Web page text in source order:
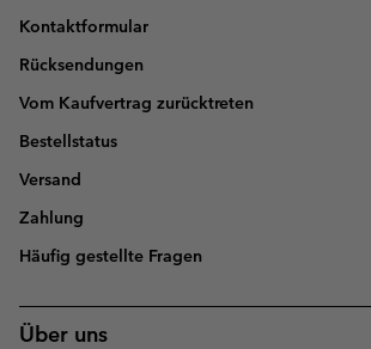
Kontaktformular
Rücksendungen
Vom Kaufvertrag zurücktreten
Bestellstatus
Versand
Zahlung
Häufig gestellte Fragen
Über uns